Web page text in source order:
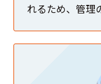
れるため、管理